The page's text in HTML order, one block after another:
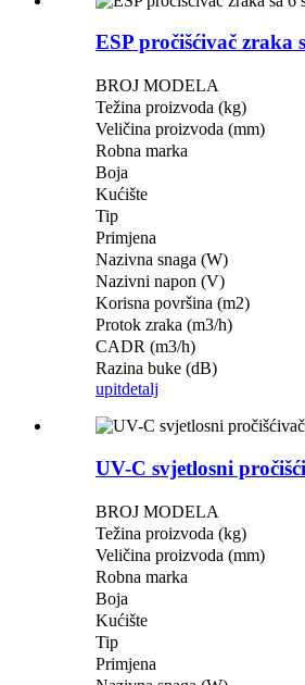
ESP pročišćivač zraka
BROJ MODELA
Težina proizvoda (kg)
Veličina proizvoda (mm)
Robna marka
Boja
Kućište
Tip
Primjena
Nazivna snaga (W)
Nazivni napon (V)
Korisna površina (m2)
Protok zraka (m3/h)
CADR (m3/h)
Razina buke (dB)
upitdetalj
UV-C svjetlosni
BROJ MODELA
Težina proizvoda (kg)
Veličina proizvoda (mm)
Robna marka
Boja
Kućište
Tip
Primjena